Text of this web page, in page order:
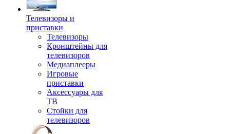
Телевизоры и
приставки
Телевизоры
Кронштейны для
телевизоров
Медиаплееры
Игровые
приставки
Аксессуары для
ТВ
Стойки для
телевизоров